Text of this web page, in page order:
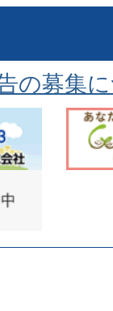
の募集